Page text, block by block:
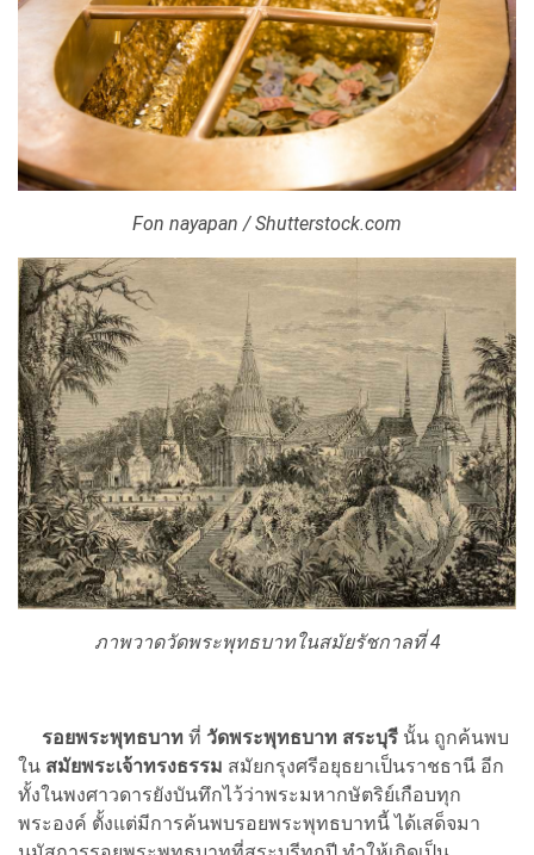
Fon nayapan / Shutterstock.com
ภาพวาดวัดพระพุทธบาทในสมัยรัชกาลที่ 4
รอยพระพุทธบาท ที่ วัดพระพุทธบาท สระบุรี นั้น ถูกค้นพบ
ใน สมัยพระเจ้าทรงธรรม สมัยกรุงศรีอยุธยาเป็นราชธานี อีก
ทั้งในพงศาวดารยังบันทึกไว้ว่าพระมหากษัตริย์เกือบทุก
พระองค์ ตั้งแต่มีการค้นพบรอยพระพุทธบาทนี้ ได้เสด็จมา